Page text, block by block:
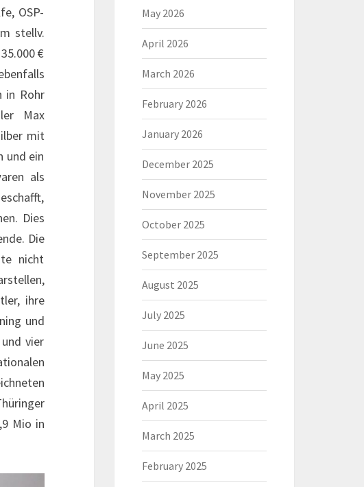
OSP-
stellv.
€
in Rohr
Max
mit
und ein
als
Dies
Die
nicht
ihre
und
vier
Mio in
May 2026
April 2026
March 2026
February 2026
January 2026
December 2025
November 2025
October 2025
September 2025
August 2025
July 2025
June 2025
May 2025
April 2025
March 2025
February 2025